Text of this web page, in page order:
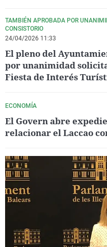
TAMBIÉN APROBADA POR
CONSISTORIO
24/04/2026 11:33
El pleno del
por unanimidad
Fiesta de Interés
ECONOMÍA
El Govern abre
relacionar el Laccao